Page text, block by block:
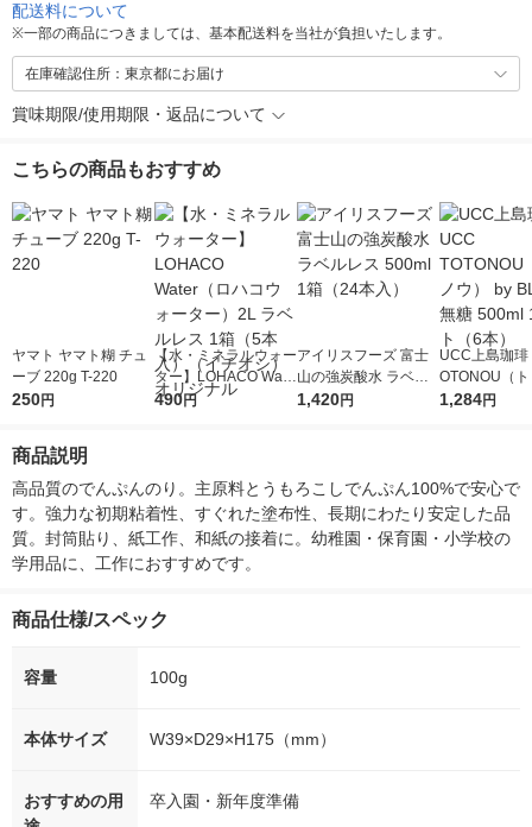
配送料について
※一部の商品につきましては、基本配送料を当社が負担いたします。
在庫確認住所：東京都にお届け
賞味期限/使用期限・返品について
こちらの商品もおすすめ
ヤマト ヤマト糊 チュ
ーブ 220g T-220
250円
【水・ミネラルウォー
ター】LOHACO Wate
r（ロハコウォータ
490円
アイリスフーズ 富士
山の強炭酸水 ラベル
レス 500ml 1箱（24
1,420円
UCC上島珈琲
OTONOU（
ウ） by
1,284円
商品説明
高品質のでんぷんのり。主原料とうもろこしでんぷん100%で安心で
す。強力な初期粘着性、すぐれた塗布性、長期にわたり安定した品
質。封筒貼り、紙工作、和紙の接着に。幼稚園・保育園・小学校の
学用品に、工作におすすめです。
商品仕様/スペック
容量 100g
本体サイズ W39×D29×H175（mm）
おすすめの用
卒入園・新年度準備